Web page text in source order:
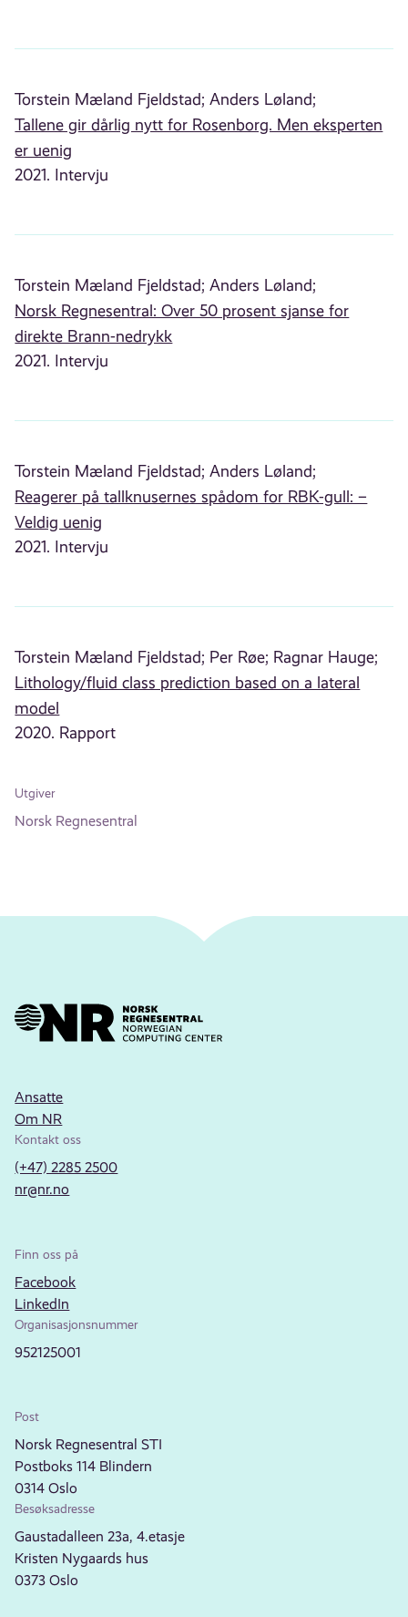
Torstein Mæland Fjeldstad; Anders Løland;
Tallene gir dårlig nytt for Rosenborg. Men eksperten
er uenig
2021. Intervju
Torstein Mæland Fjeldstad; Anders Løland;
Norsk Regnesentral: Over 50 prosent sjanse for
direkte Brann-nedrykk
2021. Intervju
Torstein Mæland Fjeldstad; Anders Løland;
Reagerer på tallknusernes spådom for RBK-gull: –
Veldig uenig
2021. Intervju
Torstein Mæland Fjeldstad; Per Røe; Ragnar Hauge;
Lithology/fluid class prediction based on a lateral
model
2020. Rapport
Utgiver
Norsk Regnesentral
Ansatte
Om NR
Kontakt oss
(+47) 2285 2500
nr@nr.no
Finn oss på
Facebook
LinkedIn
Organisasjonsnummer
952125001
Post
Norsk Regnesentral STI
Postboks 114 Blindern
0314 Oslo
Besøksadresse
Gaustadalleen 23a, 4.etasje
Kristen Nygaards hus
0373 Oslo